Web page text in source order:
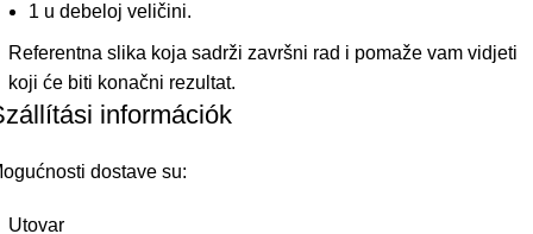
1 u debeloj veličini.
Referentna slika koja sadrži završni rad i pomaže vam vidjeti
koji će biti konačni rezultat.
információk
dostave su:
Utovar